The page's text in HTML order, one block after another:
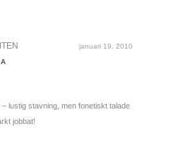
januari 19, 2010
lustig stavning, men fonetiskt talade
jobbat!